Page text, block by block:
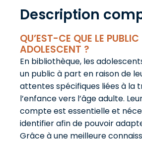
Description
QU’EST-CE QUE LE PUBLIC
ADOLESCENT ?
En bibliothèque, les
un public à part en raison de
attentes spécifiques liées à la
l’enfance vers l’âge adulte.
compte est essentielle et
identifier afin de pouvoir
Grâce à une meilleure